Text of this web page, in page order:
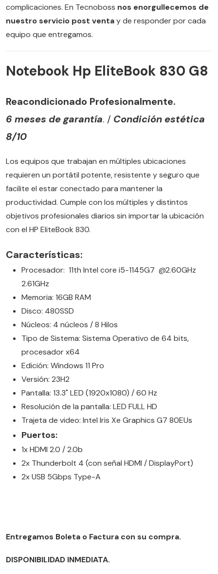
complicaciones. En Tecnoboss nos enorgullecemos de
nuestro servicio post ventay de responder por cada
equipo que entregamos.
Notebook Hp EliteBook 830 G8
Reacondicionado Profesionalmente.
6 meses de garantía. / Condición estética
8/10
Los equipos que trabajan en múltiples ubicaciones
requieren un portátil potente, resistente y seguro que
facilite el estar conectado para mantener la
productividad. Cumple con los múltiples y distintos
objetivos profesionales diarios sin importar la ubicación
con el HP EliteBook 830.
Características:
Procesador: 11th Intel core i5-1145G7 @2.60GHz
2.61GHz
Memoria: 16GB RAM
Disco: 480SSD
Núcleos: 4 núcleos / 8 Hilos
Tipo de Sistema: Sistema Operativo de 64 bits,
procesador x64
Edición: Windows 11 Pro
Versión: 23H2
Pantalla: 13.3" LED (1920x1080) / 60 Hz
Resolución de la pantalla: LED FULL HD
Trajeta de video: Intel Iris Xe Graphics G7 80EUs
Puertos:
1x HDMI 2.0 / 2.0b
2x Thunderbolt 4 (con señal HDMI / DisplayPort)
2x USB 5Gbps Type-A
Entregamos Boleta o Factura con su compra.
DISPONIBILIDAD INMEDIATA.